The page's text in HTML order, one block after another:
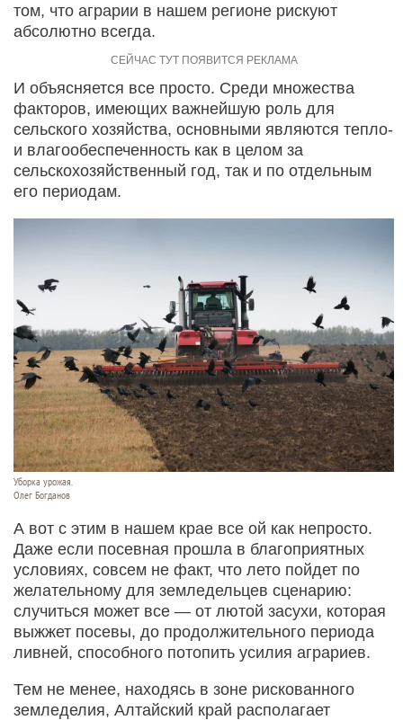
том, что аграрии в нашем регионе рискуют
абсолютно всегда.
И объясняется все просто. Среди множества
факторов, имеющих важнейшую роль для
сельского хозяйства, основными являются тепло-
и влагообеспеченность как в целом за
сельскохозяйственный год, так и по отдельным
его периодам.
Уборка урожая.
Олег Богданов
А вот с этим в нашем крае все ой как непросто.
Даже если посевная прошла в благоприятных
условиях, совсем не факт, что лето пойдет по
желательному для земледельцев сценарию:
случиться может все — от лютой засухи, которая
выжжет посевы, до продолжительного периода
ливней, способного потопить усилия аграриев.
Тем не менее, находясь в зоне рискованного
земледелия, Алтайский край располагает